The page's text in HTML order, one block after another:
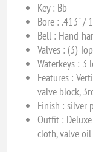
Key : Bb
Bore : .413" /
Bell : Hand-
Valves : (3)
Waterkeys : 3
Features :
valve block,
Finish :silver
Outfit :
cloth, valve oil